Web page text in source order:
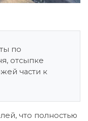
по
отсыпке
части к
что полностью